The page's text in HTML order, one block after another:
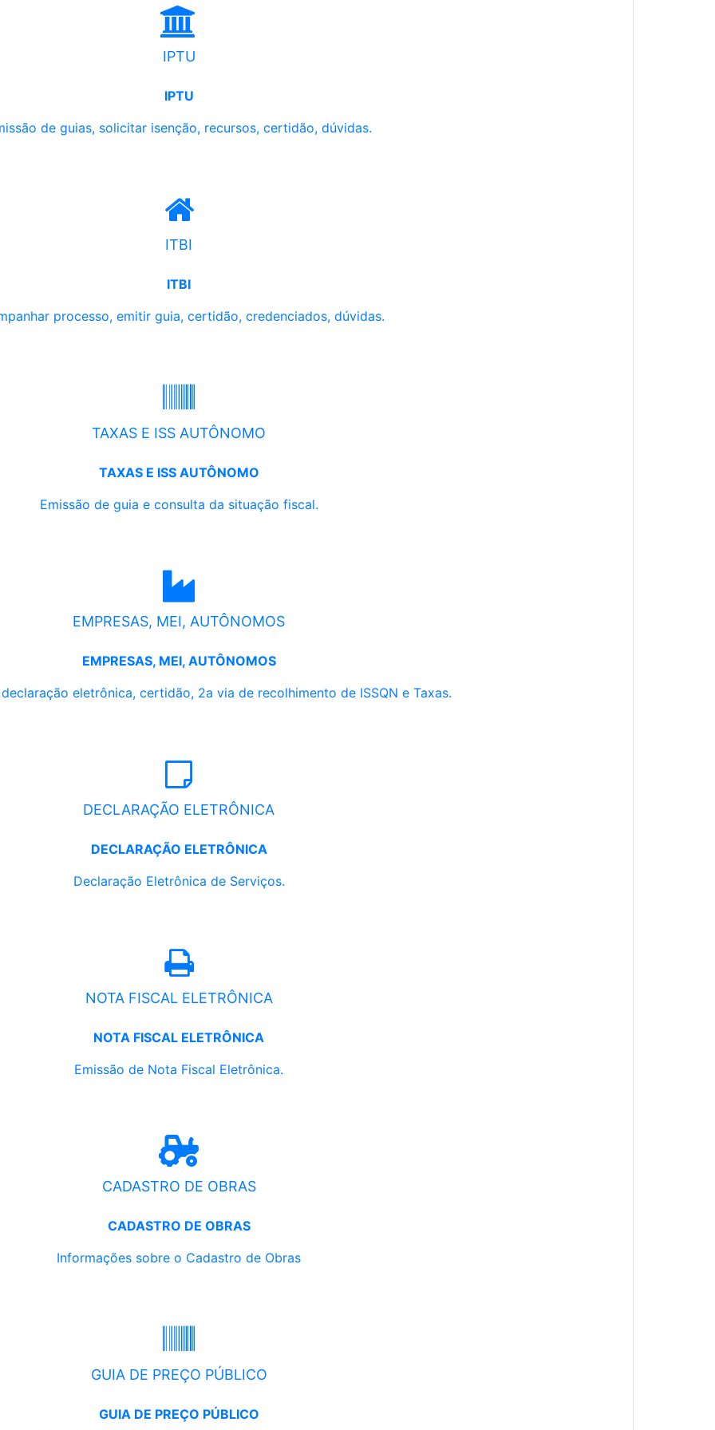
IPTU
IPTU
de guias, solicitar isenção, recursos, certidão, dúvidas.
ITBI
ITBI
processo, emitir guia, certidão, credenciados, dúvidas.
TAXAS E ISS AUTÔNOMO
TAXAS E ISS AUTÔNOMO
Emissão de guia e consulta da situação fiscal.
EMPRESAS, MEI, AUTÔNOMOS
EMPRESAS, MEI, AUTÔNOMOS
eletrônica, certidão, 2a via de recolhimento de ISSQN e Taxas.
DECLARAÇÃO ELETRÔNICA
DECLARAÇÃO ELETRÔNICA
Declaração Eletrônica de Serviços.
NOTA FISCAL ELETRÔNICA
NOTA FISCAL ELETRÔNICA
Emissão de Nota Fiscal Eletrônica.
CADASTRO DE OBRAS
CADASTRO DE OBRAS
Informações sobre o Cadastro de Obras
GUIA DE PREÇO PÚBLICO
GUIA DE PREÇO PÚBLICO